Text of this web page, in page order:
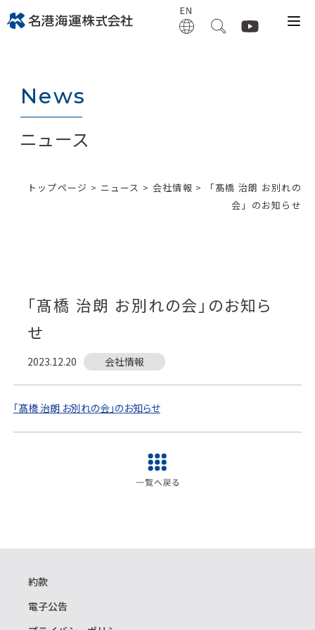
News
ニュース
トップページ > ニュース > 会社情報 > 「髙橋 治朗 お別れの
会」のお知らせ
「髙橋 治朗 お別れの会」のお知ら
せ
2023.12.20 会社情報
「髙橋 治朗 お別れの会」のお知らせ
約款
電子公告